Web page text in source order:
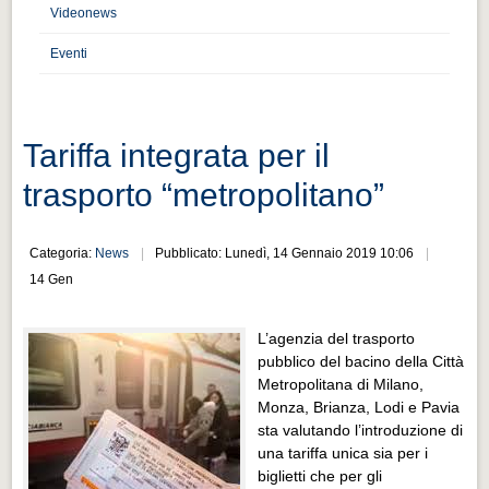
Distretto industriale
Muoversi a Vigevano
Cultura e turismo 4.0
PROGETTI
Progetti Aperti
Progetti Realizzati
Progetti Realizzati
EVENTI
EVENTI
Videonews
Eventi
Tariffa integrata per il
trasporto “metropolitano”
Categoria: News
Pubblicato: Lunedì, 14 Gennaio 2019 10:06
14 Gen
L’agenzia del trasporto
pubblico del bacino della Città
Metropolitana di Milano,
Monza, Brianza, Lodi e Pavia
sta valutando l’introduzione di
una tariffa unica sia per i
biglietti che per gli